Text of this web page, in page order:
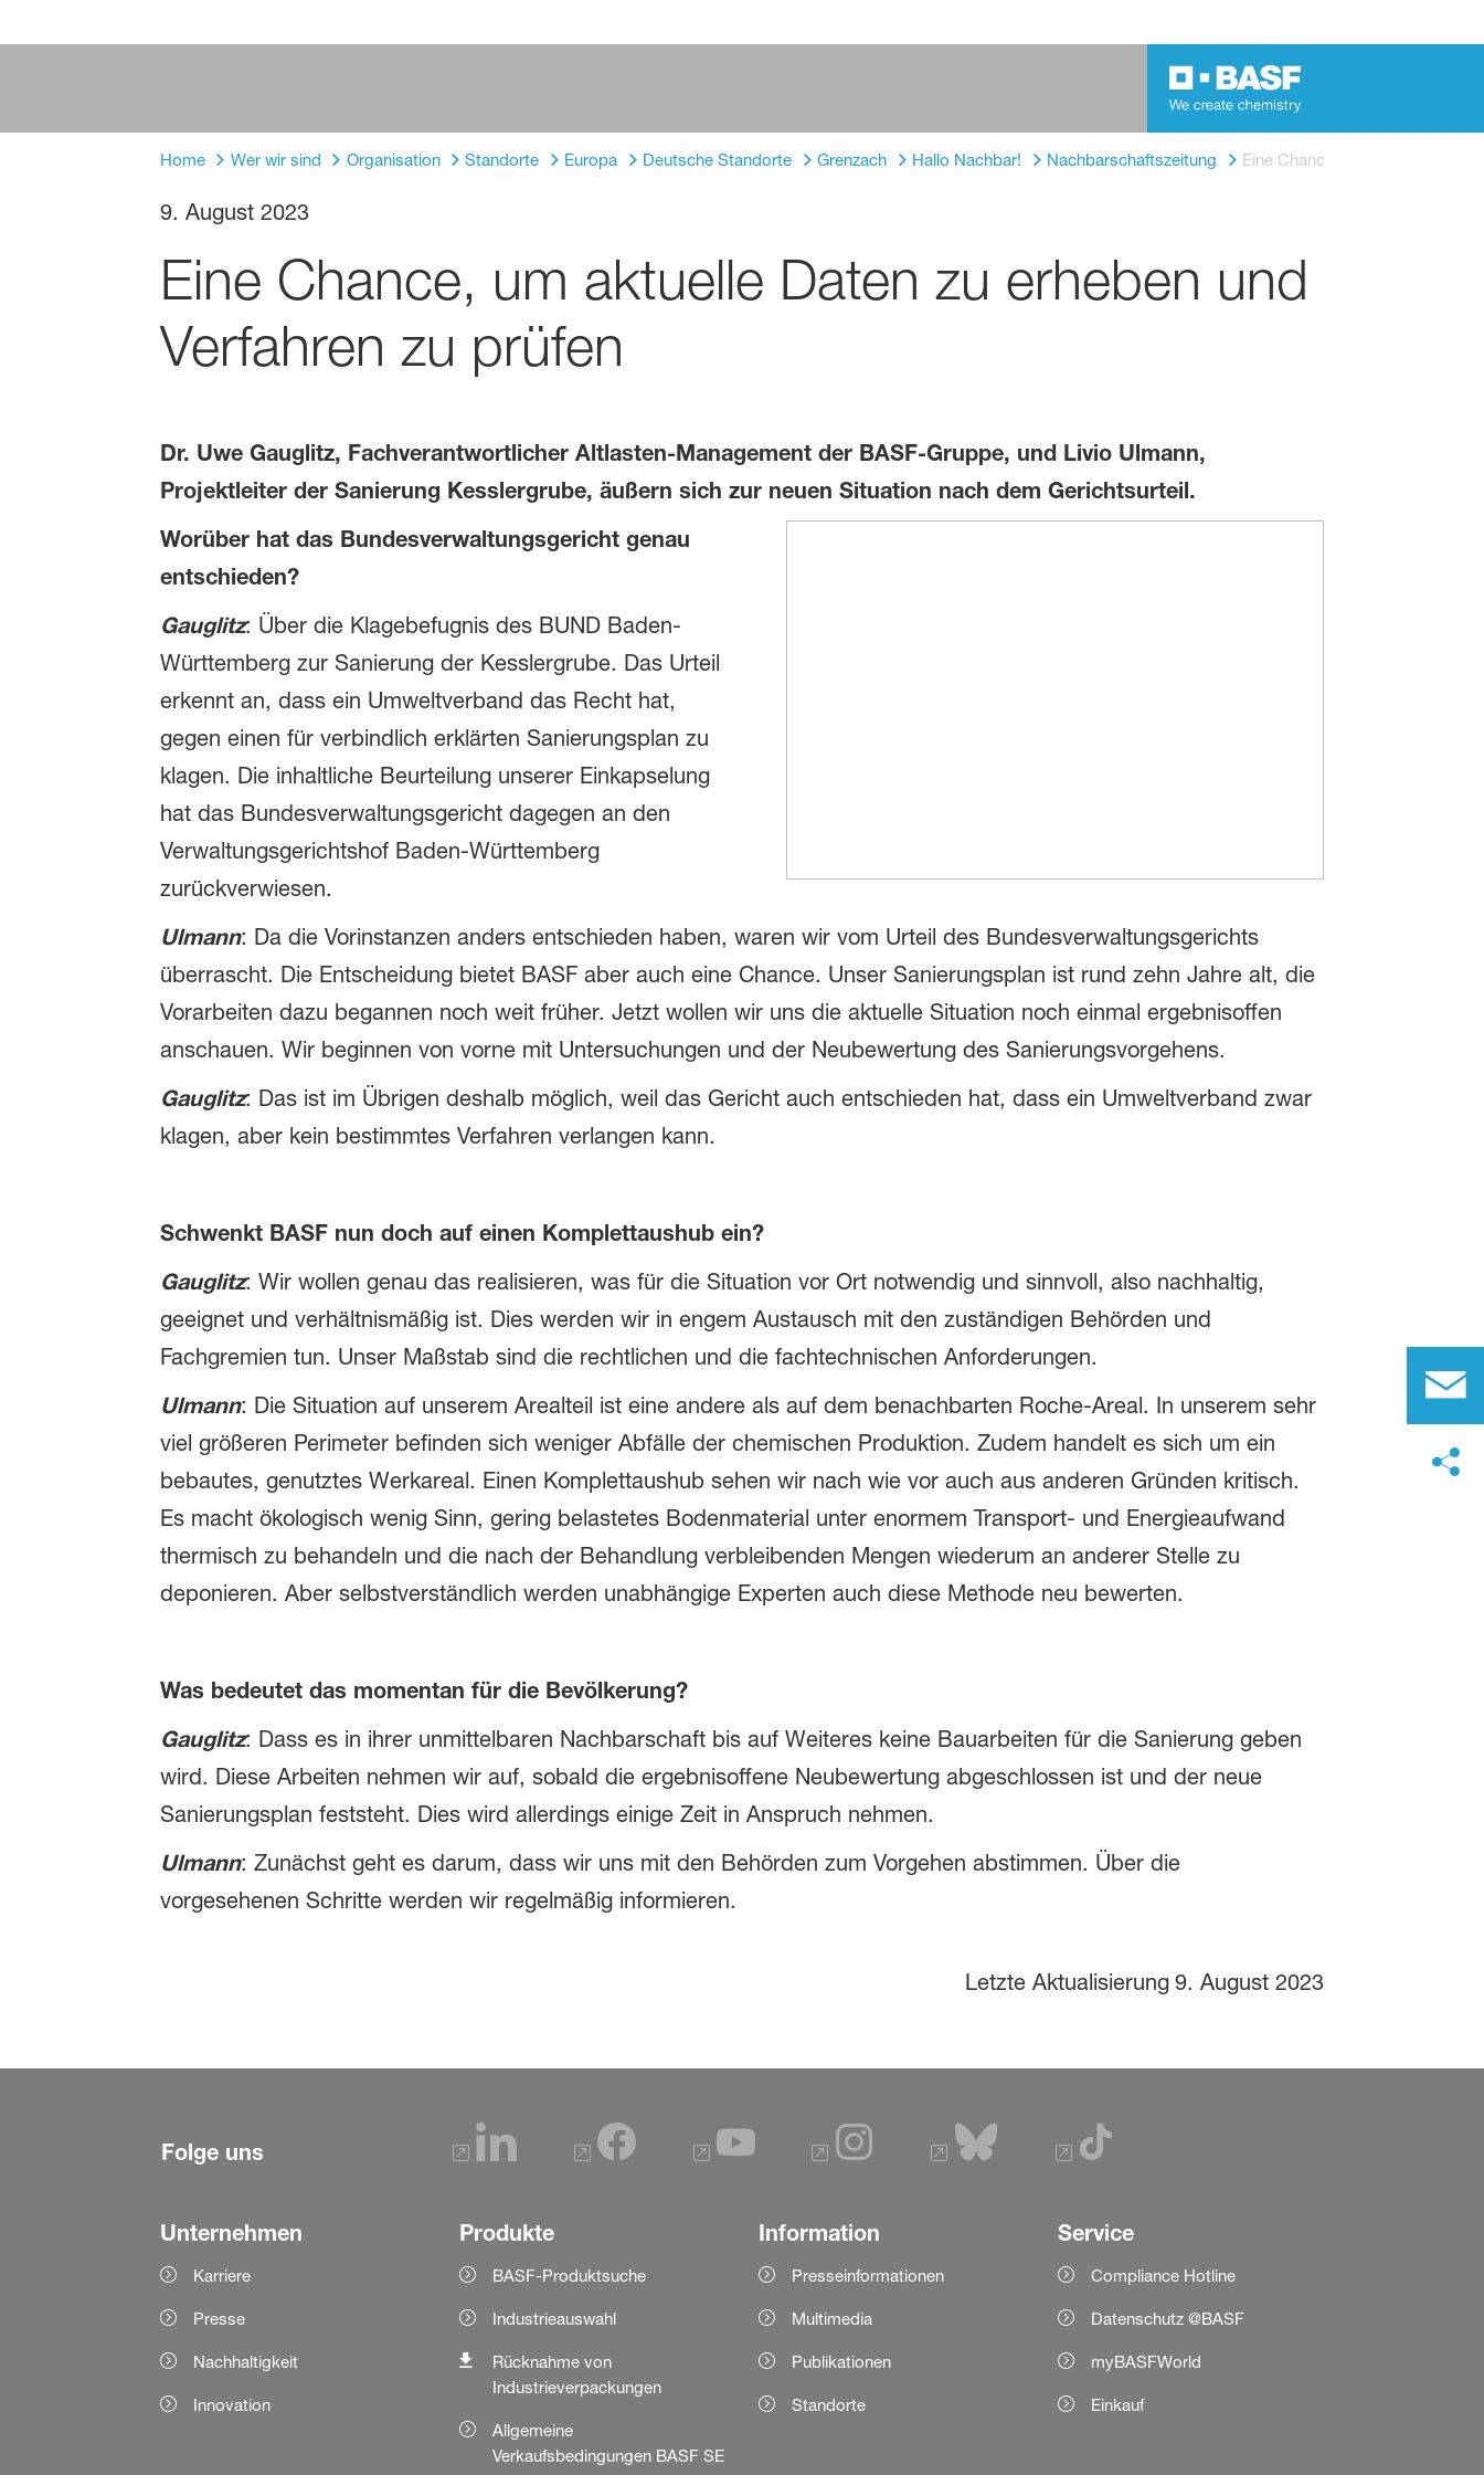
Home Wer wir sind Organisation Standorte Europa Deutsche Standorte Grenzach Hallo Nachbar! Nachbarschaftszeitung Eine Chance, um aktuelle Daten
9. August 2023
Eine Chance, um aktuelle Daten zu erheben und
Verfahren zu prüfen
Dr. Uwe Gauglitz, Fachverantwortlicher Altlasten-Management der BASF-Gruppe, und Livio Ulmann,
Projektleiter der Sanierung Kesslergrube, äußern sich zur neuen Situation nach dem Gerichtsurteil.
Worüber hat das Bundesverwaltungsgericht genau
entschieden?
Gauglitz: Über die Klagebefugnis des BUND Baden-
Württemberg zur Sanierung der Kesslergrube. Das Urteil
erkennt an, dass ein Umweltverband das Recht hat,
gegen einen für verbindlich erklärten Sanierungsplan zu
klagen. Die inhaltliche Beurteilung unserer Einkapselung
hat das Bundesverwaltungsgericht dagegen an den
Verwaltungsgerichtshof Baden-Württemberg
zurückverwiesen.
Ulmann: Da die Vorinstanzen anders entschieden haben, waren wir vom Urteil des Bundesverwaltungsgerichts
überrascht. Die Entscheidung bietet BASF aber auch eine Chance. Unser Sanierungsplan ist rund zehn Jahre alt, die
Vorarbeiten dazu begannen noch weit früher. Jetzt wollen wir uns die aktuelle Situation noch einmal ergebnisoffen
anschauen. Wir beginnen von vorne mit Untersuchungen und der Neubewertung des Sanierungsvorgehens.
Gauglitz: Das ist im Übrigen deshalb möglich, weil das Gericht auch entschieden hat, dass ein Umweltverband zwar
klagen, aber kein bestimmtes Verfahren verlangen kann.
Schwenkt BASF nun doch auf einen Komplettaushub ein?
Gauglitz: Wir wollen genau das realisieren, was für die Situation vor Ort notwendig und sinnvoll, also nachhaltig,
geeignet und verhältnismäßig ist. Dies werden wir in engem Austausch mit den zuständigen Behörden und
Fachgremien tun. Unser Maßstab sind die rechtlichen und die fachtechnischen Anforderungen.
Ulmann: Die Situation auf unserem Arealteil ist eine andere als auf dem benachbarten Roche-Areal. In unserem sehr
viel größeren Perimeter befinden sich weniger Abfälle der chemischen Produktion. Zudem handelt es sich um ein
bebautes, genutztes Werkareal. Einen Komplettaushub sehen wir nach wie vor auch aus anderen Gründen kritisch.
Es macht ökologisch wenig Sinn, gering belastetes Bodenmaterial unter enormem Transport- und Energieaufwand
thermisch zu behandeln und die nach der Behandlung verbleibenden Mengen wiederum an anderer Stelle zu
deponieren. Aber selbstverständlich werden unabhängige Experten auch diese Methode neu bewerten.
Was bedeutet das momentan für die Bevölkerung?
Gauglitz: Dass es in ihrer unmittelbaren Nachbarschaft bis auf Weiteres keine Bauarbeiten für die Sanierung geben
wird. Diese Arbeiten nehmen wir auf, sobald die ergebnisoffene Neubewertung abgeschlossen ist und der neue
Sanierungsplan feststeht. Dies wird allerdings einige Zeit in Anspruch nehmen.
Ulmann: Zunächst geht es darum, dass wir uns mit den Behörden zum Vorgehen abstimmen. Über die
vorgesehenen Schritte werden wir regelmäßig informieren.
Letzte Aktualisierung 9. August 2023
Folge uns
Unternehmen
Karriere
Presse
Nachhaltigkeit
Innovation
Produkte
BASF-Produktsuche
Industrieauswahl
Rücknahme von
Industrieverpackungen
Allgemeine
Verkaufsbedingungen BASF SE
Information
Presseinformationen
Multimedia
Publikationen
Standorte
Service
Compliance Hotline
Datenschutz @BASF
myBASFWorld
Einkauf